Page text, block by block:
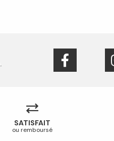
SATISFAIT
ou remboursé